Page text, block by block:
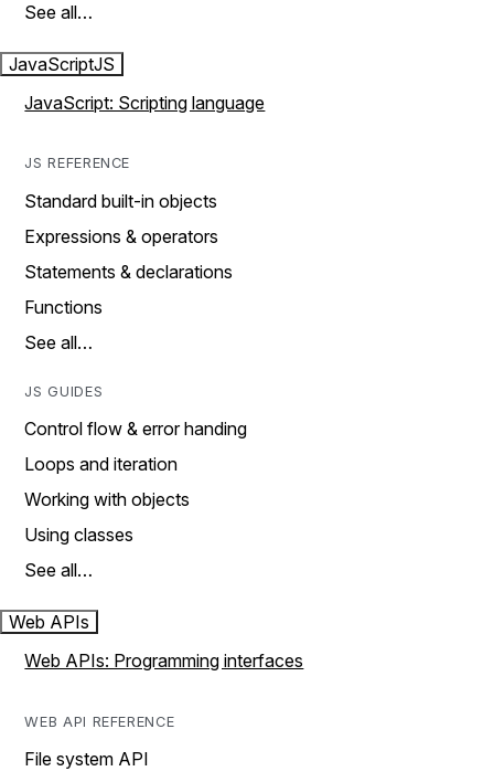
See all…
JavaScriptJS
JavaScript: Scripting language
JS REFERENCE
Standard built-in objects
Expressions & operators
Statements & declarations
Functions
See all…
JS GUIDES
Control flow & error handing
Loops and iteration
Working with objects
Using classes
See all…
Web APIs
Web APIs: Programming interfaces
WEB API REFERENCE
File system API